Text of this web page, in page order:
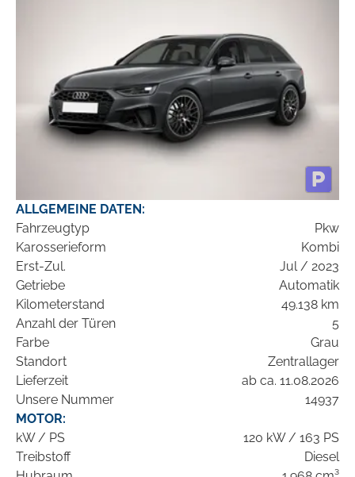
ALLGEMEINE DATEN:
Fahrzeugtyp
Pkw
Karosserieform
Kombi
Erst-Zul.
Jul / 2023
Getriebe
Automatik
Kilometerstand
49.138 km
Anzahl der Türen
5
Farbe
Grau
Standort
Zentrallager
Lieferzeit
ab ca. 11.08.2026
Unsere Nummer
14937
MOTOR:
kW / PS
120 kW / 163 PS
Treibstoff
Diesel